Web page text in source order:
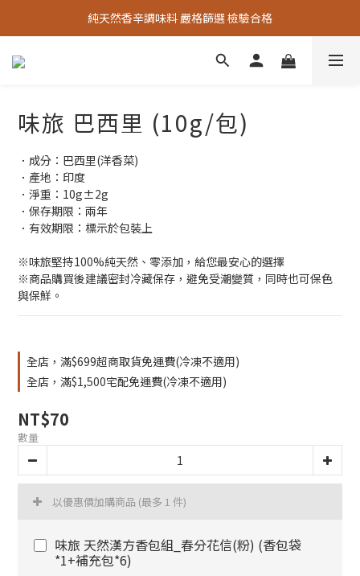
中秋烤肉必備【秘製烤肉粉】限時限量優惠中
純天然香辛調味料 嚴格篩選 檢驗合格
中秋烤肉必備【秘製烤肉粉】限時限量優惠中
味旅 巴西里 (10g/包)
．成分：巴西里(洋香菜)
．產地：印度
．淨重：10g±2g
．保存期限：兩年
．有效期限：標示於包裝上
※味旅堅持100%純天然、零添加，給您最安心的選擇
※商品購買後建議密封冷藏保存，避免受潮變質，同時也可保色
與保鮮。
全店，滿$699超商取貨免運費(冷凍不適用)
全店，滿$1,500宅配免運費(冷凍不適用)
NT$70
數量
以優惠價加購商品 (最多 1 件)
味旅 天然漢方香包組_春分花信(粉) (香包袋
*1+補充包*6)